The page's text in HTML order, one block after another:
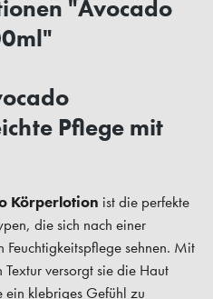
"Avocado
Pflege mit
Körperlotion ist die perfekte
die sich nach einer
sehnen. Mit
versorgt sie die Haut
ein klebriges Gefühl zu